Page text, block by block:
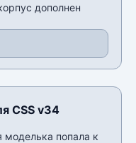
дополнен
CSS v34
моделька попала к